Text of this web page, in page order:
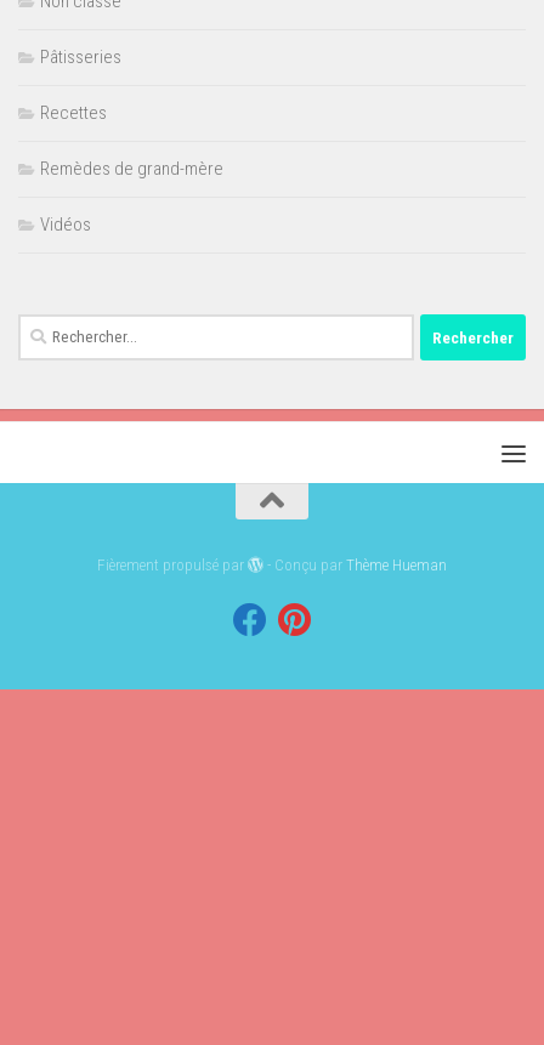
Pâtisseries
Recettes
Remèdes de grand-mère
Vidéos
Rechercher :
Fièrement propulsé par - Conçu parThème Hueman